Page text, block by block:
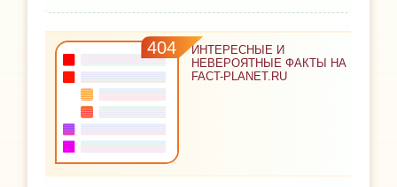
404
ИНТЕРЕСНЫЕ И
НЕВЕРОЯТНЫЕ ФАКТЫ НА
FACT-PLANET.RU